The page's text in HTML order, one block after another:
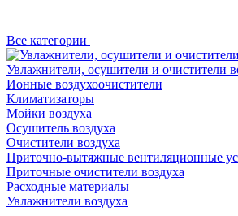
Все категории
Увлажнители, осушители и очистители
Ионные воздухоочистители
Климатизаторы
Мойки воздуха
Осушитель воздуха
Очистители воздуха
Приточно-вытяжные вентиляционные
Приточные очистители воздуха
Расходные материалы
Увлажнители воздуха